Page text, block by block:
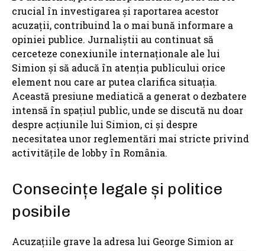
crucial în investigarea și raportarea acestor
acuzații, contribuind la o mai bună informare a
opiniei publice. Jurnaliștii au continuat să
cerceteze conexiunile internaționale ale lui
Simion și să aducă în atenția publicului orice
element nou care ar putea clarifica situația.
Această presiune mediatică a generat o dezbatere
intensă în spațiul public, unde se discută nu doar
despre acțiunile lui Simion, ci și despre
necesitatea unor reglementări mai stricte privind
activitățile de lobby în România.
Consecințe legale și politice
posibile
Acuzațiile grave la adresa lui George Simion ar